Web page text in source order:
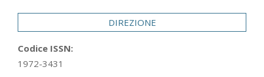
DIREZIONE
Codice ISSN:
1972-3431